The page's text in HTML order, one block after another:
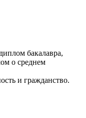
бакалавра,
о среднем
и гражданство.